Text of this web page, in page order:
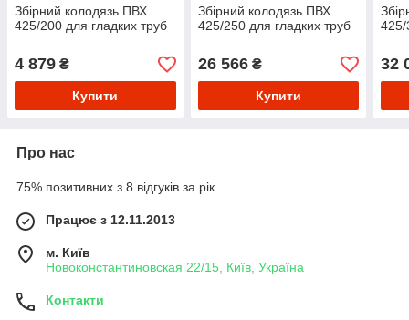
Збірний колодязь ПВХ
425/200 для гладких труб
4 879 ₴
Купити
Збірний колодязь ПВХ
425/250 для гладких труб
26 566₴
Купити
425/
32
Про нас
75% позитивних з 8 відгуків за рік
Працює з 12.11.2013
м. Київ
Новоконстантиновская 22/15, Київ, Україна
Контакти